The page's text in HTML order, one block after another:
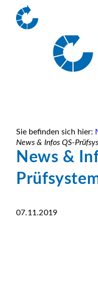
Sie befinden sich hier:
News & Infos QS-
News &
07.11.2019